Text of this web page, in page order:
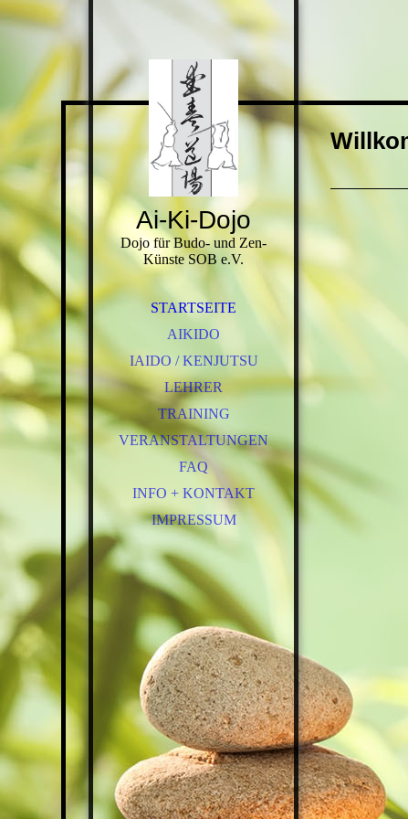
Ai-Ki-Dojo
Dojo für Budo- und Zen-
Künste SOB e.V.
STARTSEITE
AIKIDO
IAIDO / KENJUTSU
LEHRER
TRAINING
VERANSTALTUNGEN
FAQ
INFO + KONTAKT
IMPRESSUM